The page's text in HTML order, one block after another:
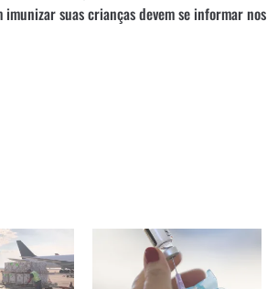
suas crianças devem se informar nos